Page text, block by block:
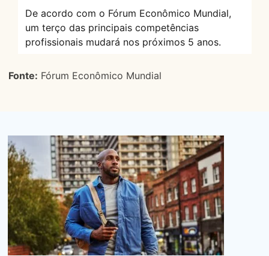
De acordo com o Fórum Econômico Mundial,
um terço das principais competências
profissionais mudará nos próximos 5 anos.
Fonte: Fórum Econômico Mundial